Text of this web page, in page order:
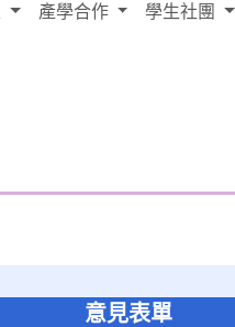
產學合作 學生社團
意見表單